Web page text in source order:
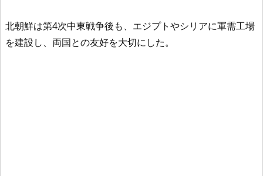
北朝鮮は第4次中東戦争後も、エジプトやシリアに軍需工場
を建設し、両国との友好を大切にした。